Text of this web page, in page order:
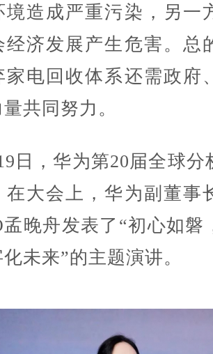
境造成严重污染，另一
经济发展产生危害。总
家电回收体系还需政府
共同努力。
，华为第20届全球分
在大会上，华为副董事
孟晚舟发表了“初心如磐
未来”的主题演讲。